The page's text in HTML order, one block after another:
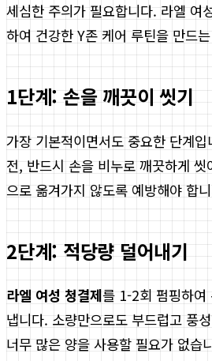
세심한 주의가 필요합니다. 라엘 여
하여 건강한 Y존 케어 루틴을 만드
1단계: 손을 깨끗이 씻기
가장 기본적이면서도 중요한 단계
전, 반드시 손을 비누로 깨끗하게
으로 옮겨가지 않도록 예방해야 합
2단계: 적당량 덜어내기
라엘 여성 청결제를 1-2회 펌핑하여
냅니다. 소량만으로도 부드럽고 풍
너무 많은 양을 사용할 필요가 없습